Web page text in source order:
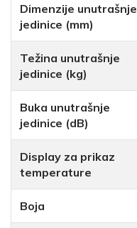
Dimenzije unutrašnje
jedinice (mm)
Težina unutrašnje
jedinice (kg)
Buka unutrašnje
jedinice (dB)
Display za prikaz
temperature
Boja